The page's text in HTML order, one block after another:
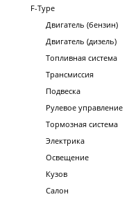
F-Type
Двигатель (бензин)
Двигатель (дизель)
Топливная система
Трансмиссия
Подвеска
Рулевое управление
Тормозная система
Электрика
Освещение
Кузов
Салон